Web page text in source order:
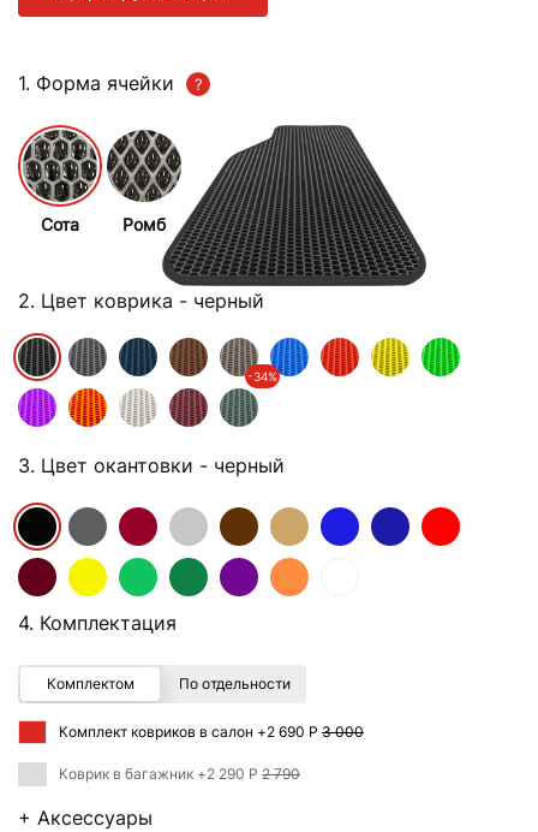
1. Форма ячейки
Сота Ромб
2. Цвет коврика - черный
-34%
3. Цвет окантовки - черный
4. Комплектация
Комплектом По отдельности
Комплект ковриков в салон +2 690 Р 3 000
Коврик в багажник +2 290 Р 2 790
+ Аксессуары